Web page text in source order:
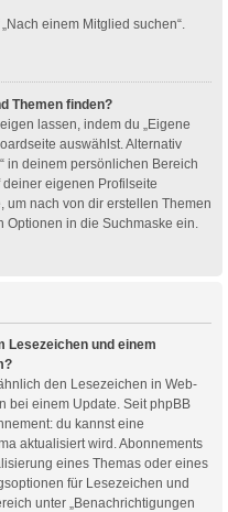
einem Mitglied suchen“.
Themen finden?
lassen, indem du „Eigene
auswählst. Alternativ
in deinem persönlichen Bereich
deiner eigenen Profilseite
um nach von dir erstellen Themen
in die Suchmaske ein.
Lesezeichen und einem
den Lesezeichen in Web-
bei einem Update. Seit phpBB
du kannst eine
aktualisiert wird. Abonnements
eines Themas oder eines
für Lesezeichen und
unter „Benachrichtigungen